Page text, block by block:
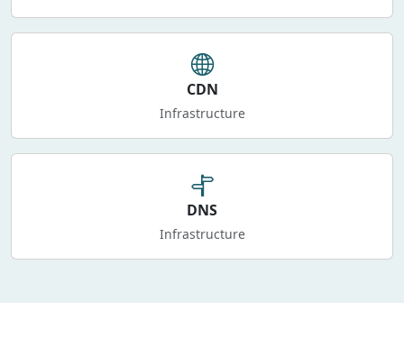
CDN
Infrastructure
DNS
Infrastructure